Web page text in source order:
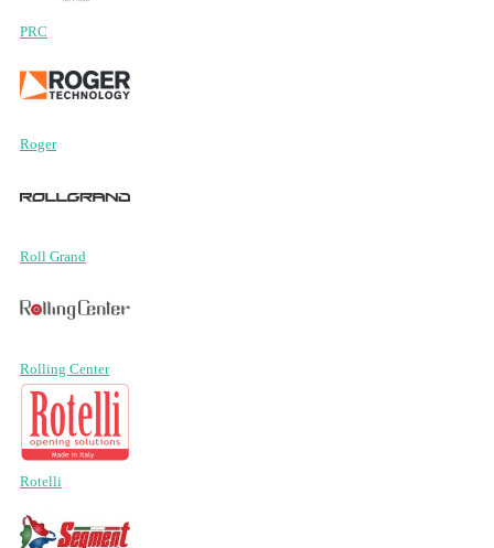
PRC
Roger
Roll Grand
Rolling Center
Rotelli